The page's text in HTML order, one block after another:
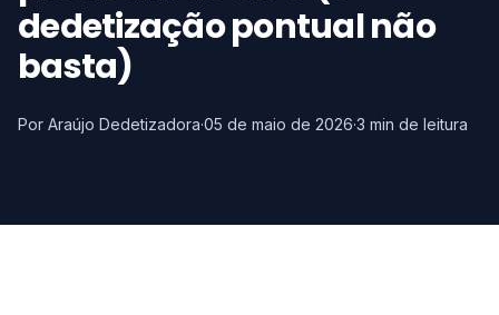
dedetização pontual não
basta)
Por Araújo Dedetizadora·05 de maio de 2026·3 min de leitura